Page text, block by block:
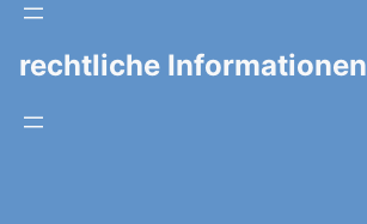
rechtliche Informationen